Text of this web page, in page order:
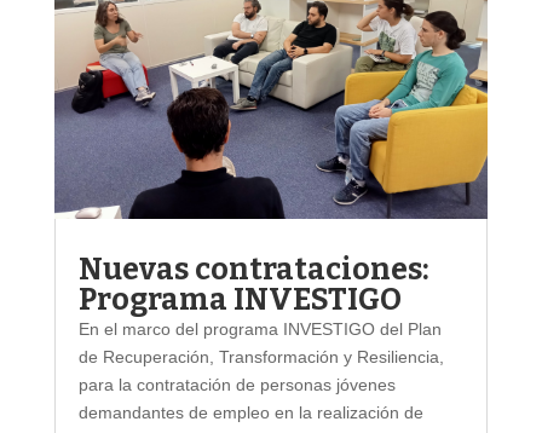
Nuevas contrataciones:
Programa INVESTIGO
En el marco del programa INVESTIGO del Plan
de Recuperación, Transformación y Resiliencia,
para la contratación de personas jóvenes
demandantes de empleo en la realización de